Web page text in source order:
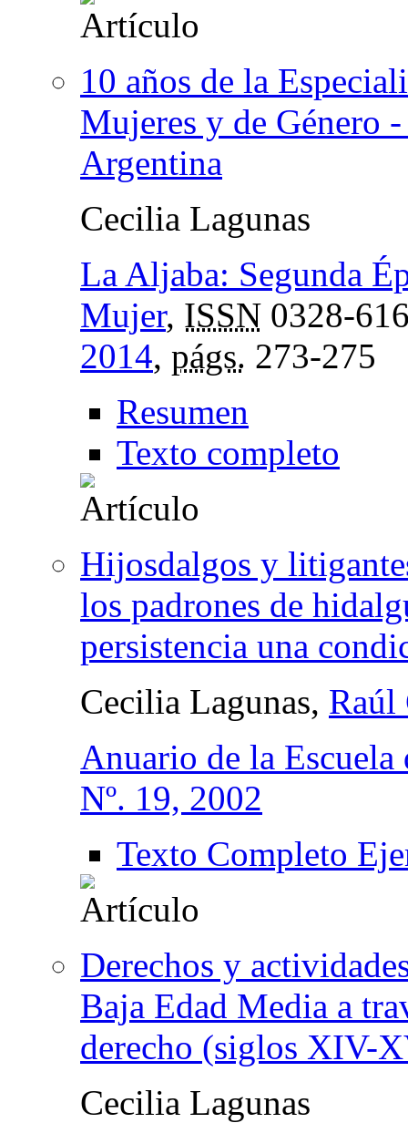
10 años de la
Mujeres y de Género
Argentina
Cecilia Lagunas
La Aljaba: Segunda
Mujer, ISSN 0328-
2014, págs. 273-275
Resumen
Texto completo
Hijosdalgos y
los padrones de
persistencia una
Cecilia Lagunas, Raúl
Anuario de la Escuela
Nº. 19, 2002
Texto Completo
Derechos y
Baja Edad Media a
derecho (siglos XIV-
Cecilia Lagunas